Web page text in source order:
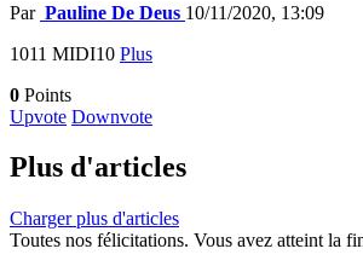
Par Pauline De Deus 10/11/2020, 13:09
1011 MIDI10 Plus
0 Points
Upvote Downvote
Plus d'articles
Charger plus d'articles
Toutes nos félicitations. Vous avez atteint la